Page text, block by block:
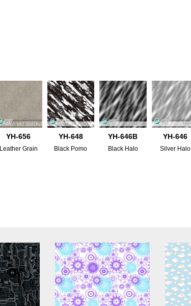
YH-656
Leather Grain
YH-648
Black Pomo
YH-646B
Black Halo
YH-646
Silver Halo